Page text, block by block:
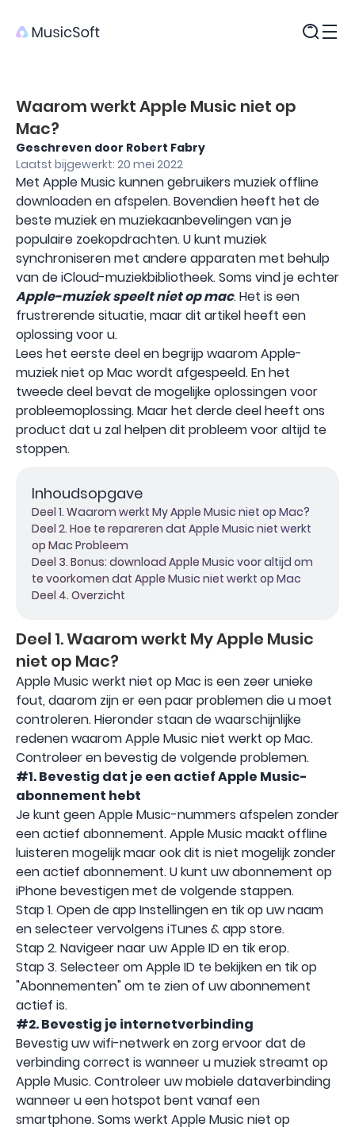
Waarom werkt Apple Music niet op
Mac?
Geschreven door Robert Fabry
Laatst bijgewerkt: 20 mei 2022
Met Apple Music kunnen gebruikers muziek offline
downloaden en afspelen. Bovendien heeft het de
beste muziek en muziekaanbevelingen van je
populaire zoekopdrachten. U kunt muziek
synchroniseren met andere apparaten met behulp
van de iCloud-muziekbibliotheek. Soms vind je echter
Apple-muziek speelt niet op mac. Het is een
frustrerende situatie, maar dit artikel heeft een
oplossing voor u.
Lees het eerste deel en begrijp waarom Apple-
muziek niet op Mac wordt afgespeeld. En het
tweede deel bevat de mogelijke oplossingen voor
probleemoplossing. Maar het derde deel heeft ons
product dat u zal helpen dit probleem voor altijd te
stoppen.
Inhoudsopgave
Deel 1. Waarom werkt My Apple Music niet op Mac?
Deel 2. Hoe te repareren dat Apple Music niet werkt
op Mac Probleem
Deel 3. Bonus: download Apple Music voor altijd om
te voorkomen dat Apple Music niet werkt op Mac
Deel 4. Overzicht
Deel 1. Waarom werkt My Apple Music
niet op Mac?
Apple Music werkt niet op Mac is een zeer unieke
fout, daarom zijn er een paar problemen die u moet
controleren. Hieronder staan ​​de waarschijnlijke
redenen waarom Apple Music niet werkt op Mac.
Controleer en bevestig de volgende problemen.
#1. Bevestig dat je een actief Apple Music-
abonnement hebt
Je kunt geen Apple Music-nummers afspelen zonder
een actief abonnement. Apple Music maakt offline
luisteren mogelijk maar ook dit is niet mogelijk zonder
een actief abonnement. U kunt uw abonnement op
iPhone bevestigen met de volgende stappen.
Stap 1. Open de app Instellingen en tik op uw naam
en selecteer vervolgens iTunes & app store.
Stap 2. Navigeer naar uw Apple ID en tik erop.
Stap 3. Selecteer om Apple ID te bekijken en tik op
"Abonnementen" om te zien of uw abonnement
actief is.
#2. Bevestig je internetverbinding
Bevestig uw wifi-netwerk en zorg ervoor dat de
verbinding correct is wanneer u muziek streamt op
Apple Music. Controleer uw mobiele dataverbinding
wanneer u een hotspot bent vanaf een
smartphone. Soms werkt Apple Music niet op